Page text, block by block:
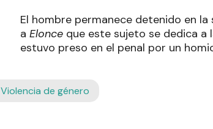
El hombre permanece detenido en
a Elonce que este sujeto se dedica a
estuvo preso en el penal por un
Violencia de género